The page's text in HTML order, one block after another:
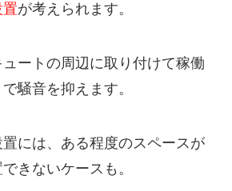
置が考えられます。
ートの周辺に取り付けて稼働
騒音を抑えます。
には、ある程度のスペースが
きないケースも。